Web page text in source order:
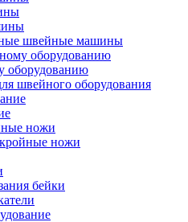
швейные машины
оборудованию
оборудованию
швейного оборудования
ножи
ножи
бейки